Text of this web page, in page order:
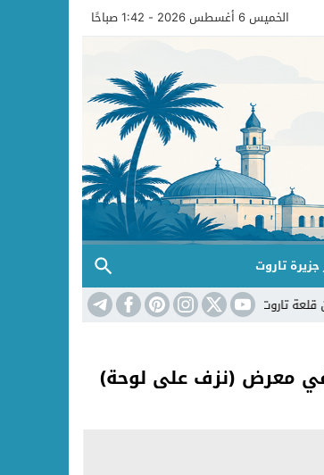
الخميس 6 أغسطس 2026 - 1:42 صباحًا
تاروت
مبادرة بستان تاروت لليل 14:32 رحلة مشوّقة في عبق
في معرض (نزف على لوحة)